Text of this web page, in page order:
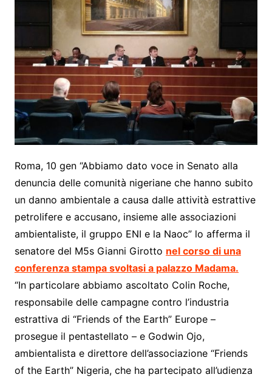
Roma, 10 gen “Abbiamo dato voce in Senato alla
denuncia delle comunità nigeriane che hanno subito
un danno ambientale a causa dalle attività estrattive
petrolifere e accusano, insieme alle associazioni
ambientaliste, il gruppo ENI e la Naoc” lo afferma il
senatore del M5s Gianni Girotto nel corso di una
conferenza stampa svoltasi a palazzo Madama.
“In particolare abbiamo ascoltato Colin Roche,
responsabile delle campagne contro l’industria
estrattiva di “Friends of the Earth” Europe –
prosegue il pentastellato – e Godwin Ojo,
ambientalista e direttore dell’associazione “Friends
of the Earth” Nigeria, che ha partecipato all’udienza